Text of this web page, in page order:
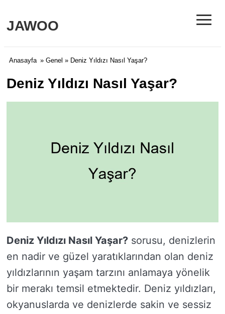
JAWOO ≡
Anasayfa » Genel » Deniz Yıldızı Nasıl Yaşar?
Deniz Yıldızı Nasıl Yaşar?
Deniz Yıldızı Nasıl Yaşar? sorusu, denizlerin
en nadir ve güzel yaratıklarından olan deniz
yıldızlarının yaşam tarzını anlamaya yönelik
bir merakı temsil etmektedir. Deniz yıldızları,
okyanuslarda ve denizlerde sakin ve sessiz